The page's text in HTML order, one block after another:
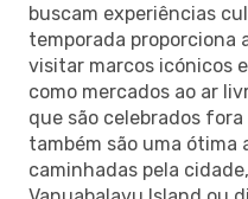
buscam experiências
temporada proporciona
visitar marcos icónicos
como mercados ao ar
que são celebrados
também são uma
caminhadas pela